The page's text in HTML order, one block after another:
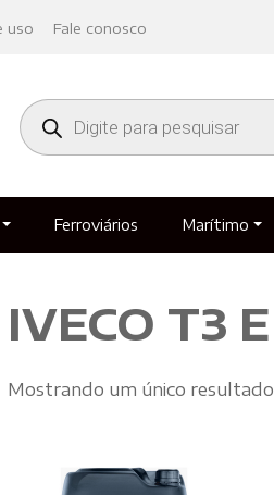
uso Fale conosco
Pesquisar
produtos
Ferroviários Marítimo
IVECO T3 E
Mostrando um único resultado